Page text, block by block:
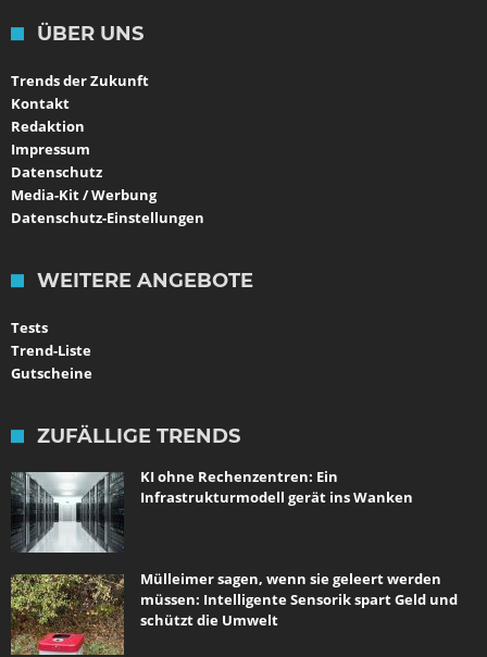
ÜBER UNS
Trends der Zukunft
Kontakt
Redaktion
Impressum
Datenschutz
Media-Kit / Werbung
Datenschutz-Einstellungen
WEITERE ANGEBOTE
Tests
Trend-Liste
Gutscheine
ZUFÄLLIGE TRENDS
KI ohne Rechenzentren: Ein
Infrastrukturmodell gerät ins Wanken
Mülleimer sagen, wenn sie geleert werden
müssen: Intelligente Sensorik spart Geld und
schützt die Umwelt